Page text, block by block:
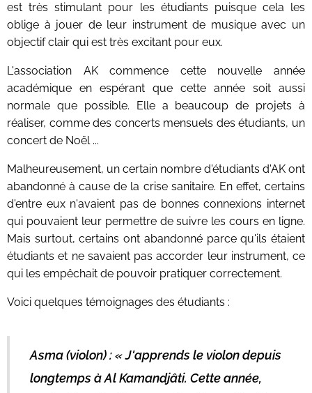
est très stimulant pour les étudiants puisque cela les
oblige à jouer de leur instrument de musique avec un
objectif clair qui est très excitant pour eux.
L'association AK commence cette nouvelle année
académique en espérant que cette année soit aussi
normale que possible. Elle a beaucoup de projets à
réaliser, comme des concerts mensuels des étudiants, un
concert de Noël ...
Malheureusement, un certain nombre d'étudiants d'AK ont
abandonné à cause de la crise sanitaire. En effet, certains
d'entre eux n'avaient pas de bonnes connexions internet
qui pouvaient leur permettre de suivre les cours en ligne.
Mais surtout, certains ont abandonné parce qu'ils étaient
étudiants et ne savaient pas accorder leur instrument, ce
qui les empêchait de pouvoir pratiquer correctement.
Voici quelques témoignages des étudiants :
Asma (violon) : « J'apprends le violon depuis
longtemps à Al Kamandjâti. Cette année,